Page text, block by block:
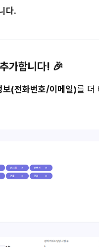
다.
가합니다! 🎉
보(전화번호/이메일)를 더